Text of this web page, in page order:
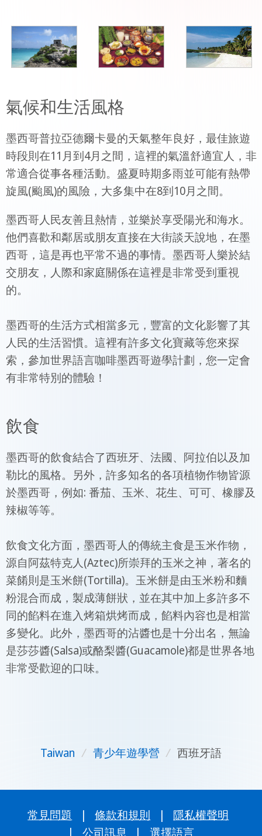
氣候和生活風格
墨西哥普拉亞德爾卡曼的天氣整年良好，最佳旅遊
時段則在11月到4月之間，這裡的氣溫舒適宜人，非
常適合從事各種活動。盛夏時期多雨並可能有熱帶
旋風(颱風)的風險，大多集中在8到10月之間。
墨西哥人民友善且熱情，並樂於享受陽光和海水。
他們喜歡和鄰居或朋友直接在大街談天說地，在墨
西哥，這是再也平常不過的事情。墨西哥人樂於結
交朋友，人際和家庭關係在這裡是非常受到重視
的。
墨西哥的生活方式相當多元，豐富的文化影響了其
人民的生活習慣。這裡有許多文化寶藏等您來探
索，參加世界語言咖啡墨西哥遊學計劃，您一定會
有非常特別的體驗！
飲食
墨西哥的飲食結合了西班牙、法國、阿拉伯以及加
勒比的風格。另外，許多知名的各項植物作物皆源
於墨西哥，例如: 番茄、玉米、花生、可可、橡膠及
辣椒等等。
飲食文化方面，墨西哥人的傳統主食是玉米作物，
源自阿茲特克人(Aztec)所崇拜的玉米之神，著名的
菜餚則是玉米餅(Tortilla)。玉米餅是由玉米粉和麵
粉混合而成，製成薄餅狀，並在其中加上多許多不
同的餡料在進入烤箱烘烤而成，餡料內容也是相當
多變化。此外，墨西哥的沾醬也是十分出名，無論
是莎莎醬(Salsa)或酪梨醬(Guacamole)都是世界各地
非常受歡迎的口味。
Taiwan / 青少年遊學營 / 西班牙語
常見問題 | 條款和規則 |
隱私權聲明
|
公司訊息 | 選擇語言